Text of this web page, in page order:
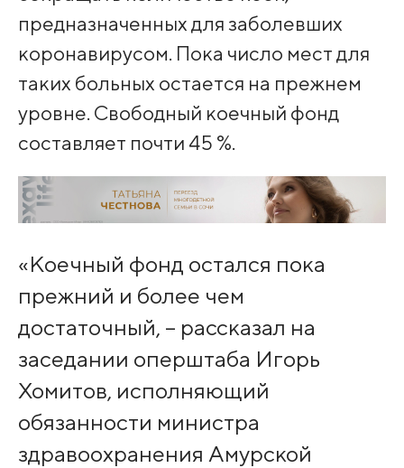
предназначенных для заболевших
коронавирусом. Пока число мест для
таких больных остается на прежнем
уровне. Свободный коечный фонд
составляет почти 45 %.
«Коечный фонд остался пока
прежний и более чем
достаточный, – рассказал на
заседании оперштаба Игорь
Хомитов, исполняющий
обязанности министра
здравоохранения Амурской